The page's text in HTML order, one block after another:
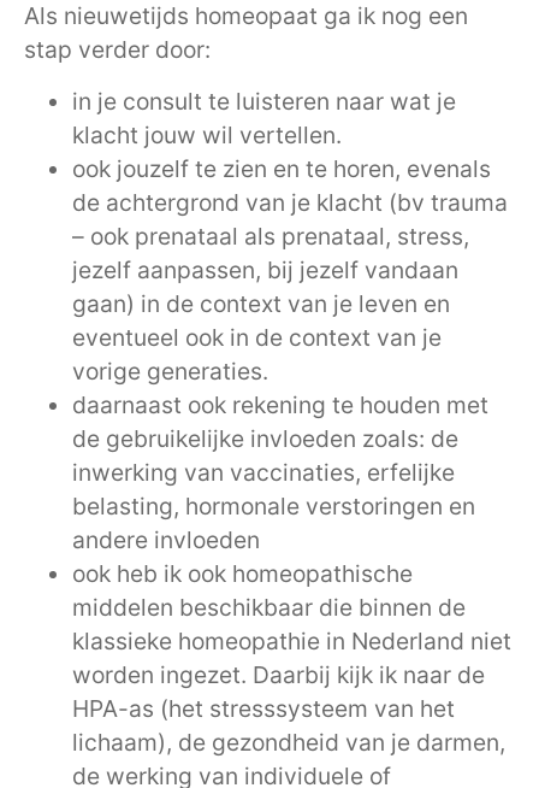
Als nieuwetijds homeopaat ga ik nog een
stap verder door:
in je consult te luisteren naar wat je
klacht jouw wil vertellen.
ook jouzelf te zien en te horen, evenals
de achtergrond van je klacht (bv trauma
– ook prenataal als prenataal, stress,
jezelf aanpassen, bij jezelf vandaan
gaan) in de context van je leven en
eventueel ook in de context van je
vorige generaties.
daarnaast ook rekening te houden met
de gebruikelijke invloeden zoals: de
inwerking van vaccinaties, erfelijke
belasting, hormonale verstoringen en
andere invloeden
ook heb ik ook homeopathische
middelen beschikbaar die binnen de
klassieke homeopathie in Nederland niet
worden ingezet. Daarbij kijk ik naar de
HPA-as (het stresssysteem van het
lichaam), de gezondheid van je darmen,
de werking van individuele of